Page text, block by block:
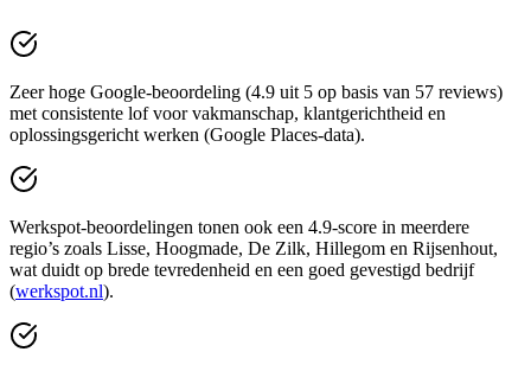
Zeer hoge Google-beoordeling (4.9 uit 5 op basis van 57 reviews)
met consistente lof voor vakmanschap, klantgerichtheid en
oplossingsgericht werken (Google Places-data).
Werkspot‑beoordelingen tonen ook een 4.9‑score in meerdere
regio’s zoals Lisse, Hoogmade, De Zilk, Hillegom en Rijsenhout,
wat duidt op brede tevredenheid en een goed gevestigd bedrijf
(werkspot.nl).